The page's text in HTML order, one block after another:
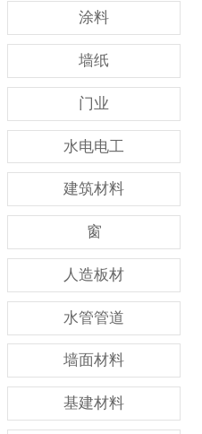
涂料
墙纸
门业
水电电工
建筑材料
窗
人造板材
水管管道
墙面材料
基建材料